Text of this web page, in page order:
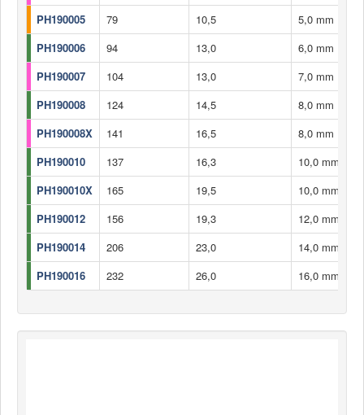
PH190005
79 10,5
5,0 mm
PH190006
94 13,0
6,0 mm
PH190007
104 13,0
7,0 mm
PH190008
124 14,5
8,0 mm
PH190008X
141 16,5
8,0 mm
PH190010
137 16,3
10,0 mm
PH190010X
165 19,5
10,0 mm
PH190012
156 19,3
12,0 mm
PH190014
206 23,0
14,0 mm
PH190016
232 26,0 16,0 mm